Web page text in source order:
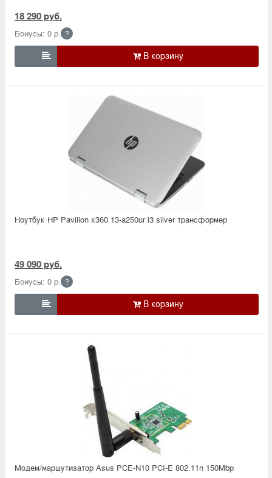
18 290 руб.
Бонусы: 0 р. ?

Ноутбук HP Pavilion x360 13-a250ur i3 silver трансформер
49 090 руб.
Бонусы: 0 р. ?

Модем/маршутизатор Asus PCE-N10 PCI-E 802.11n 150Mbp